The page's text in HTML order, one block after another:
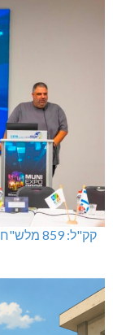
קק"ל: 859 מלש"ח לחיזוק ופיתוח הצפון